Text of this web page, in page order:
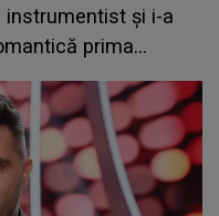
instrumentist și i-a
prima